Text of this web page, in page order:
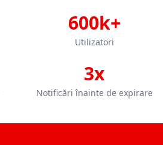
600k+
Utilizatori
3x
Notificări înainte de expirare